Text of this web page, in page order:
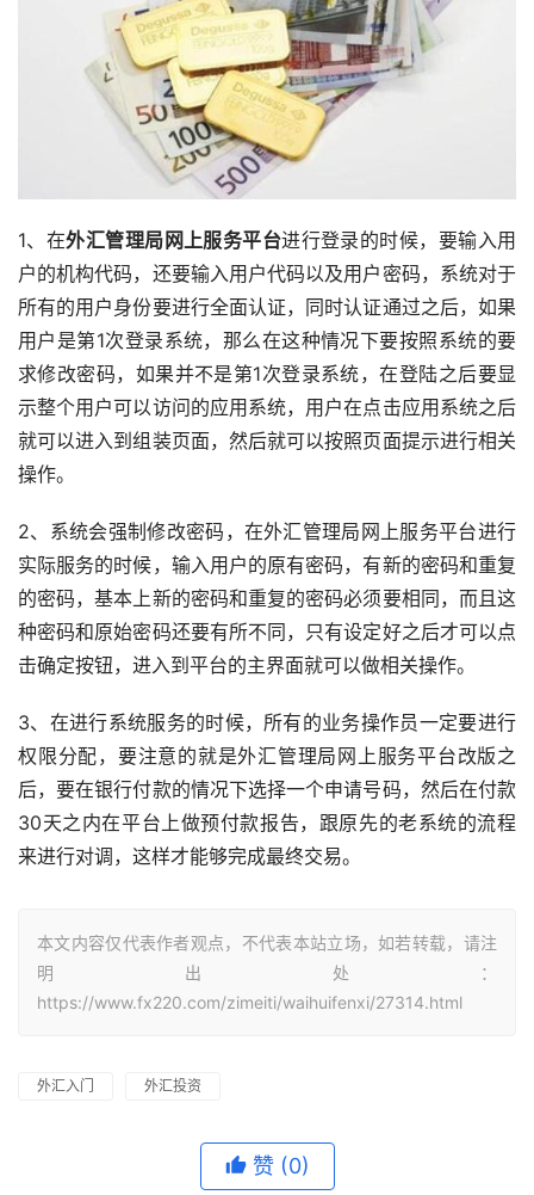
1、在外汇管理局网上服务平台进行登录的时候，要输入用
户的机构代码，还要输入用户代码以及用户密码，系统对于
所有的用户身份要进行全面认证，同时认证通过之后，如果
用户是第1次登录系统，那么在这种情况下要按照系统的要
求修改密码，如果并不是第1次登录系统，在登陆之后要显
示整个用户可以访问的应用系统，用户在点击应用系统之后
就可以进入到组装页面，然后就可以按照页面提示进行相关
操作。
2、系统会强制修改密码，在外汇管理局网上服务平台进行
实际服务的时候，输入用户的原有密码，有新的密码和重复
的密码，基本上新的密码和重复的密码必须要相同，而且这
种密码和原始密码还要有所不同，只有设定好之后才可以点
击确定按钮，进入到平台的主界面就可以做相关操作。
3、在进行系统服务的时候，所有的业务操作员一定要进行
权限分配，要注意的就是外汇管理局网上服务平台改版之
后，要在银行付款的情况下选择一个申请号码，然后在付款
30天之内在平台上做预付款报告，跟原先的老系统的流程
来进行对调，这样才能够完成最终交易。
本文内容仅代表作者观点，不代表本站立场，如若转载，请注
明出处：
https://www.fx220.com/zimeiti/waihuifenxi/27314.html
外汇入门 外汇投资
赞 (0)